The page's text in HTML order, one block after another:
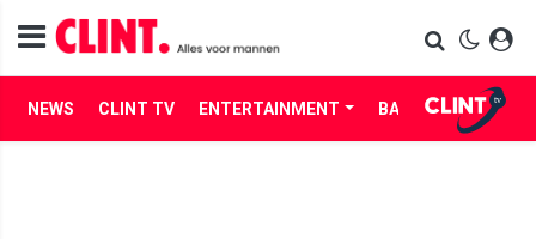
NEWS CLINT TV ENTERTAINMENT BABES LIFE